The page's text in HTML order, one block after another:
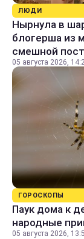
ЛЮДИ
Нырнула в
блогерша из
смешной
05 августа 2026,
ГОРОСКОПЫ
Паук дома к
народные
05 августа 2026,